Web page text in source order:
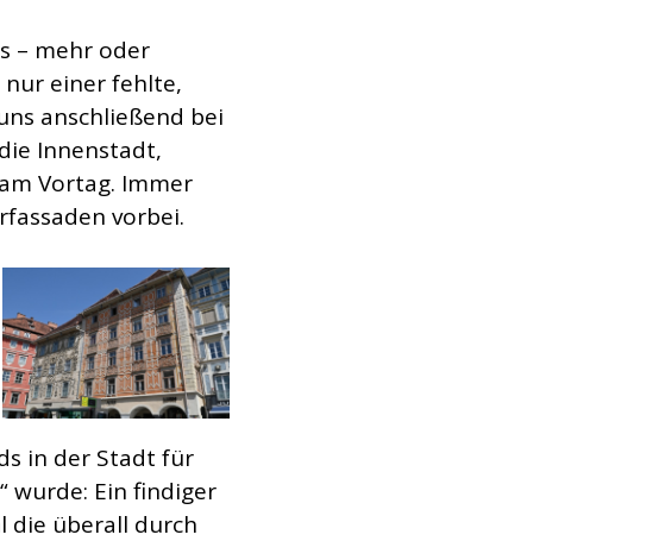
– mehr oder
nur einer fehlte,
anschließend bei
Innenstadt,
Vortag. Immer
vorbei.
in der Stadt für
wurde: Ein findiger
die überall durch